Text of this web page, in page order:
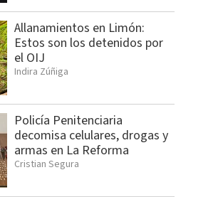
Allanamientos en Limón:
Estos son los detenidos por
el OIJ
Indira Zúñiga
Policía Penitenciaria
decomisa celulares, drogas y
armas en La Reforma
Cristian Segura